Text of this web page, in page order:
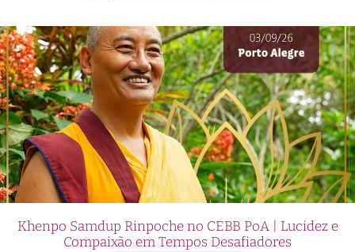
Khenpo Samdup Rinpoche no CEBB PoA | Lucidez e
Compaixão em Tempos Desafiadores